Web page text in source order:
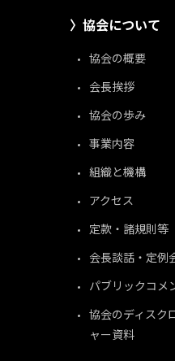
協会について
協会の概要
会長挨拶
協会の歩み
事業内容
組織と機構
アクセス
定款・諸規則等
会長談話・定例
パブリックコメ
協会のディスク
ャー資料